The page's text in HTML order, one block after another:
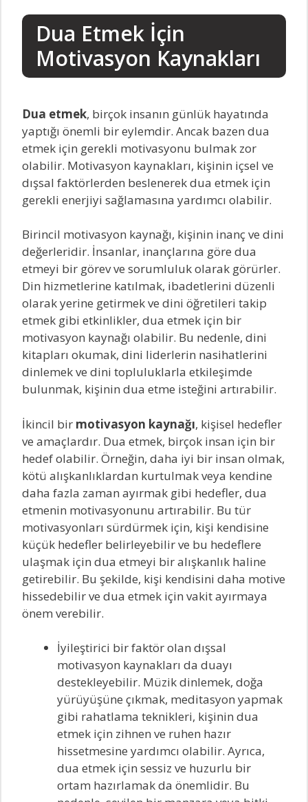
Dua Etmek İçin
Motivasyon Kaynakları
Dua etmek, birçok insanın günlük hayatında
yaptığı önemli bir eylemdir. Ancak bazen dua
etmek için gerekli motivasyonu bulmak zor
olabilir. Motivasyon kaynakları, kişinin içsel ve
dışsal faktörlerden beslenerek dua etmek için
gerekli enerjiyi sağlamasına yardımcı olabilir.
Birincil motivasyon kaynağı, kişinin inanç ve dini
değerleridir. İnsanlar, inançlarına göre dua
etmeyi bir görev ve sorumluluk olarak görürler.
Din hizmetlerine katılmak, ibadetlerini düzenli
olarak yerine getirmek ve dini öğretileri takip
etmek gibi etkinlikler, dua etmek için bir
motivasyon kaynağı olabilir. Bu nedenle, dini
kitapları okumak, dini liderlerin nasihatlerini
dinlemek ve dini topluluklarla etkileşimde
bulunmak, kişinin dua etme isteğini artırabilir.
İkincil bir motivasyon kaynağı, kişisel hedefler
ve amaçlardır. Dua etmek, birçok insan için bir
hedef olabilir. Örneğin, daha iyi bir insan olmak,
kötü alışkanlıklardan kurtulmak veya kendine
daha fazla zaman ayırmak gibi hedefler, dua
etmenin motivasyonunu artırabilir. Bu tür
motivasyonları sürdürmek için, kişi kendisine
küçük hedefler belirleyebilir ve bu hedeflere
ulaşmak için dua etmeyi bir alışkanlık haline
getirebilir. Bu şekilde, kişi kendisini daha motive
hissedebilir ve dua etmek için vakit ayırmaya
önem verebilir.
İyileştirici bir faktör olan dışsal
motivasyon kaynakları da duayı
destekleyebilir. Müzik dinlemek, doğa
yürüyüşüne çıkmak, meditasyon yapmak
gibi rahatlama teknikleri, kişinin dua
etmek için zihnen ve ruhen hazır
hissetmesine yardımcı olabilir. Ayrıca,
dua etmek için sessiz ve huzurlu bir
ortam hazırlamak da önemlidir. Bu